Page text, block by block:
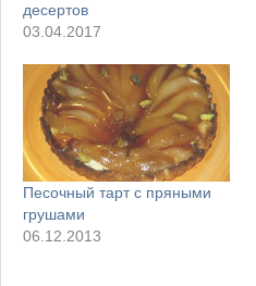
десертов
03.04.2017
Песочный тарт с пряными
грушами
06.12.2013